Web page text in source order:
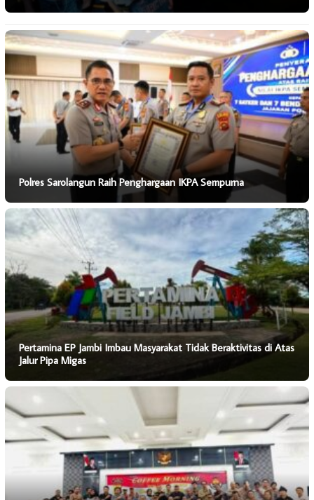
Polres Sarolangun Raih Penghargaan IKPA Sempurna
Pertamina EP Jambi Imbau Masyarakat Tidak Beraktivitas di Atas
Jalur Pipa Migas